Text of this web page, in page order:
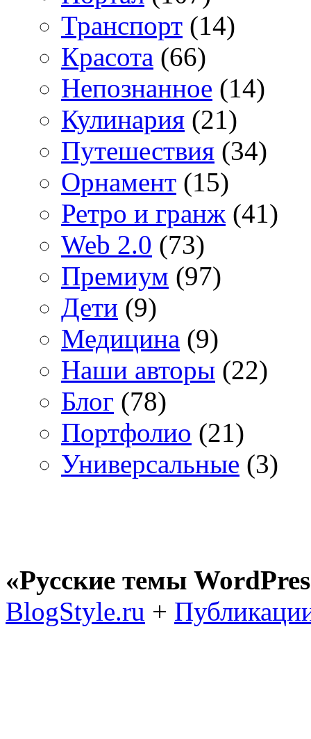
Транспорт (14)
Красота (66)
Непознанное (14)
Кулинария (21)
Путешествия (34)
Орнамент (15)
Ретро и гранж (41)
Web 2.0 (73)
Премиум (97)
Дети (9)
Медицина (9)
Наши авторы (22)
Блог (78)
Портфолио (21)
Универсальные (3)
«Русские темы
BlogStyle.ru +